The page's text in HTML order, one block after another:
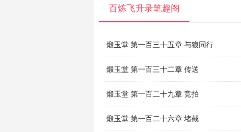
百炼飞升录笔趣阁
煅玉堂 第一百三十五章 与狼同行
煅玉堂 第一百三十二章 传送
煅玉堂 第一百二十九章 竞拍
煅玉堂 第一百二十六章 堵截